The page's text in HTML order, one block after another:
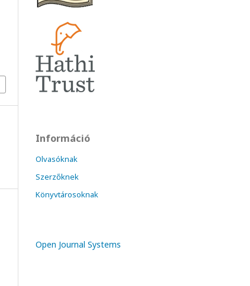
Információ
Olvasóknak
Szerzőknek
Könyvtárosoknak
Open Journal Systems